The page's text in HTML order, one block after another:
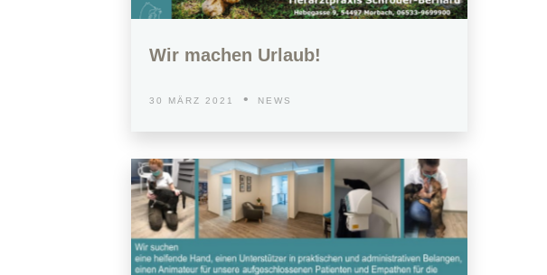
Wir machen Urlaub!
30 MÄRZ 2021 NEWS